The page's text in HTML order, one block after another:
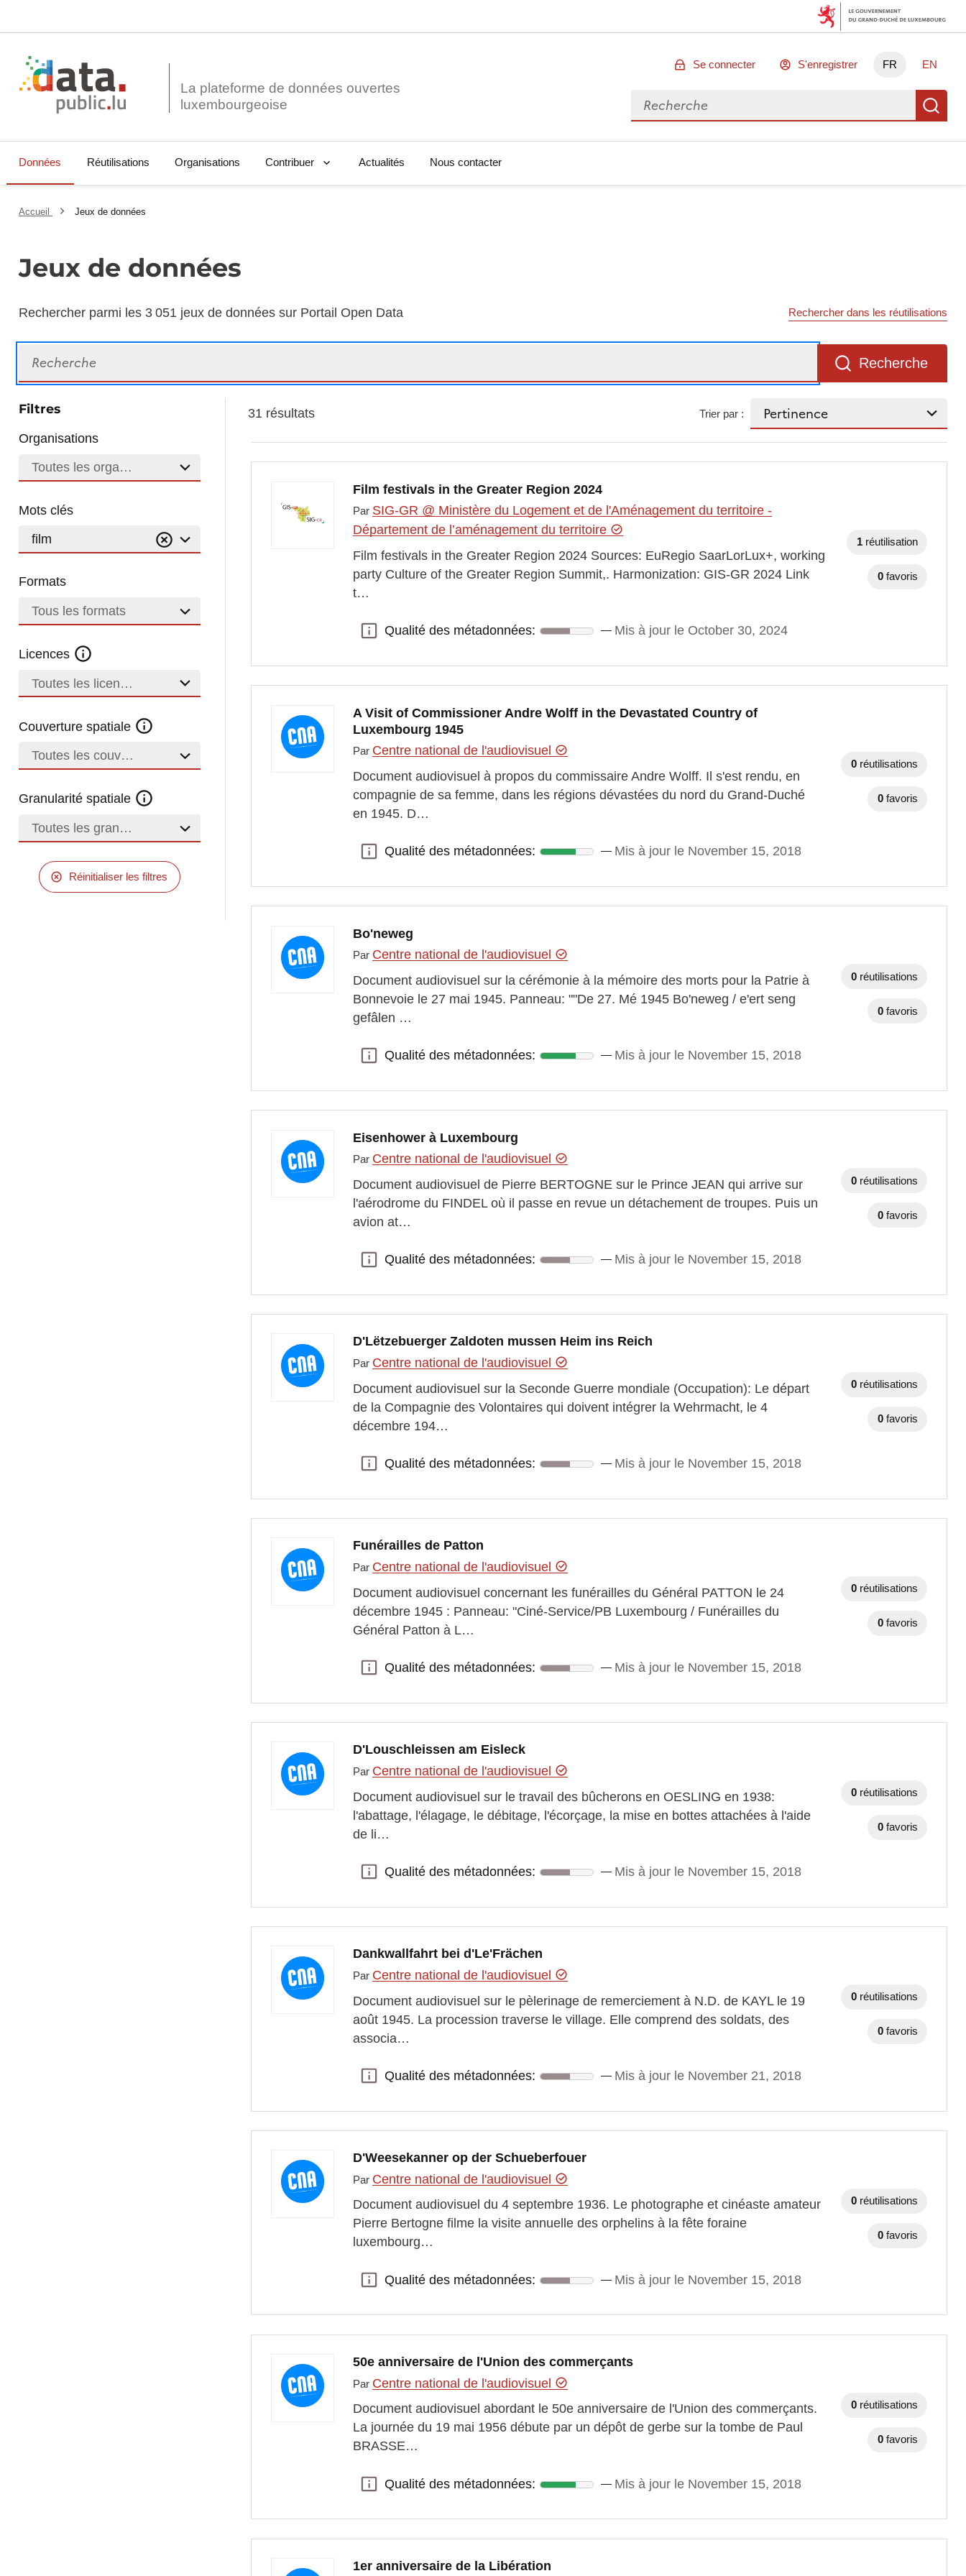
La plateforme de données ouvertes
Se connecter S'enregistrer FR EN
Rechercher des données
Données Réutilisations Organisations Contribuer Actualités Nous contacter
Accueil Jeux de données
Jeux de données
Rechercher parmi les 3 051 jeux de données sur Portail Open Data Rechercher dans les réutilisations
Recherche
Filtres
Organisations
Toutes les organisations
Mots clés
film
Formats
Tous les formats
Licences
Toutes les licences
Couverture spatiale
Toutes les couvertures
Granularité spatiale
Toutes les granularités
Réinitialiser les filtres
31 résultats Trier par :
Film festivals in the Greater Region 2024
Par SIG-GR @ Ministère du Logement et de l'Aménagement du territoire -
Département de l’aménagement du territoire
Film festivals in the Greater Region 2024 Sources: EuRegio SaarLorLux+, working
party Culture of the Greater Region Summit,. Harmonization: GIS-GR 2024 Link
t…
Qualité des métadonnées:
Qualité des métadonnées: Mis à jour le October 30, 2024
1 réutilisation
0 favoris
A Visit of Commissioner Andre Wolff in the Devastated Country of
Luxembourg 1945
Par Centre national de l'audiovisuel
Document audiovisuel à propos du commissaire Andre Wolff. Il s'est rendu, en
compagnie de sa femme, dans les régions dévastées du nord du Grand-Duché
en 1945. D…
Qualité des métadonnées:
Qualité des métadonnées: Mis à jour le November 15, 2018
0 réutilisations
0 favoris
Bo'neweg
Par Centre national de l'audiovisuel
Document audiovisuel sur la cérémonie à la mémoire des morts pour la Patrie à
Bonnevoie le 27 mai 1945. Panneau: ""De 27. Mé 1945 Bo'neweg / e'ert seng
gefâlen …
Qualité des métadonnées:
Qualité des métadonnées: Mis à jour le November 15, 2018
0 réutilisations
0 favoris
Eisenhower à Luxembourg
Par Centre national de l'audiovisuel
Document audiovisuel de Pierre BERTOGNE sur le Prince JEAN qui arrive sur
l'aérodrome du FINDEL où il passe en revue un détachement de troupes. Puis un
avion at…
Qualité des métadonnées:
Qualité des métadonnées: Mis à jour le November 15, 2018
0 réutilisations
0 favoris
D'Lëtzebuerger Zaldoten mussen Heim ins Reich
Par Centre national de l'audiovisuel
Document audiovisuel sur la Seconde Guerre mondiale (Occupation): Le départ
de la Compagnie des Volontaires qui doivent intégrer la Wehrmacht, le 4
décembre 194…
Qualité des métadonnées:
Qualité des métadonnées: Mis à jour le November 15, 2018
0 réutilisations
0 favoris
Funérailles de Patton
Par Centre national de l'audiovisuel
Document audiovisuel concernant les funérailles du Général PATTON le 24
décembre 1945 : Panneau: "Ciné-Service/PB Luxembourg / Funérailles du
Général Patton à L…
Qualité des métadonnées:
Qualité des métadonnées: Mis à jour le November 15, 2018
0 réutilisations
0 favoris
D'Louschleissen am Eisleck
Par Centre national de l'audiovisuel
Document audiovisuel sur le travail des bûcherons en OESLING en 1938:
l'abattage, l'élagage, le débitage, l'écorçage, la mise en bottes attachées à l'aide
de li…
Qualité des métadonnées:
Qualité des métadonnées: Mis à jour le November 15, 2018
0 réutilisations
0 favoris
Dankwallfahrt bei d'Le'Frächen
Par Centre national de l'audiovisuel
Document audiovisuel sur le pèlerinage de remerciement à N.D. de KAYL le 19
août 1945. La procession traverse le village. Elle comprend des soldats, des
associa…
Qualité des métadonnées:
Qualité des métadonnées: Mis à jour le November 21, 2018
0 réutilisations
0 favoris
D'Weesekanner op der Schueberfouer
Par Centre national de l'audiovisuel
Document audiovisuel du 4 septembre 1936. Le photographe et cinéaste amateur
Pierre Bertogne filme la visite annuelle des orphelins à la fête foraine
luxembourg…
Qualité des métadonnées:
Qualité des métadonnées: Mis à jour le November 15, 2018
0 réutilisations
0 favoris
50e anniversaire de l'Union des commerçants
Par Centre national de l'audiovisuel
Document audiovisuel abordant le 50e anniversaire de l'Union des commerçants.
La journée du 19 mai 1956 débute par un dépôt de gerbe sur la tombe de Paul
BRASSE…
Qualité des métadonnées:
Qualité des métadonnées: Mis à jour le November 15, 2018
0 réutilisations
0 favoris
1er anniversaire de la Libération